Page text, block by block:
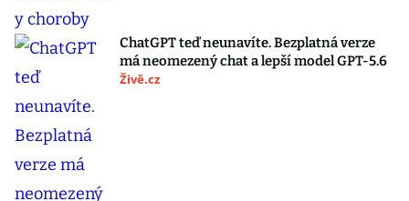
ChatGPT teď neunavíte. Bezplatná verze
má neomezený chat a lepší model GPT-5.6
Živě.cz